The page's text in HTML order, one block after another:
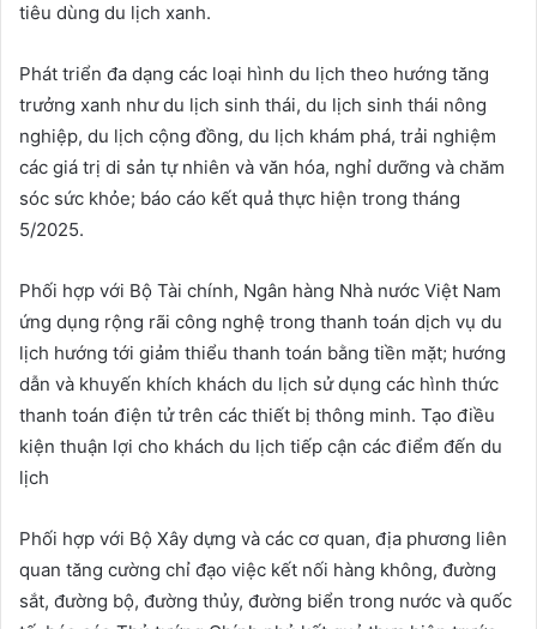
tiêu dùng du lịch xanh.
Phát triển đa dạng các loại hình du lịch theo hướng tăng
trưởng xanh như du lịch sinh thái, du lịch sinh thái nông
nghiệp, du lịch cộng đồng, du lịch khám phá, trải nghiệm
các giá trị di sản tự nhiên và văn hóa, nghỉ dưỡng và chăm
sóc sức khỏe; báo cáo kết quả thực hiện trong tháng
5/2025.
Phối hợp với Bộ Tài chính, Ngân hàng Nhà nước Việt Nam
ứng dụng rộng rãi công nghệ trong thanh toán dịch vụ du
lịch hướng tới giảm thiểu thanh toán bằng tiền mặt; hướng
dẫn và khuyến khích khách du lịch sử dụng các hình thức
thanh toán điện tử trên các thiết bị thông minh. Tạo điều
kiện thuận lợi cho khách du lịch tiếp cận các điểm đến du
lịch
Phối hợp với Bộ Xây dựng và các cơ quan, địa phương liên
quan tăng cường chỉ đạo việc kết nối hàng không, đường
sắt, đường bộ, đường thủy, đường biển trong nước và quốc